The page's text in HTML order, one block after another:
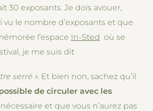
30 exposants. Je dois avouer,
vu le nombre d’exposants et que
l’espace In-Sted où se
je me suis dit
serré ». Et bien non, sachez qu’il
de circuler avec les
et que vous n’aurez pas